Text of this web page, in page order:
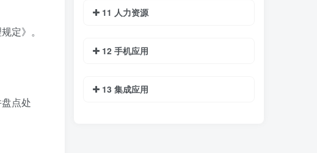
定》。
点处
11 人力资源
12 手机应用
13 集成应用